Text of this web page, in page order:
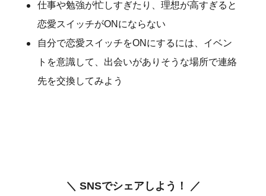
仕事や勉強が忙しすぎたり、理想が高すぎると
恋愛スイッチがONにならない
自分で恋愛スイッチをONにするには、イベン
トを意識して、出会いがありそうな場所で連絡
先を交換してみよう
＼ SNSでシェアしよう！ ／